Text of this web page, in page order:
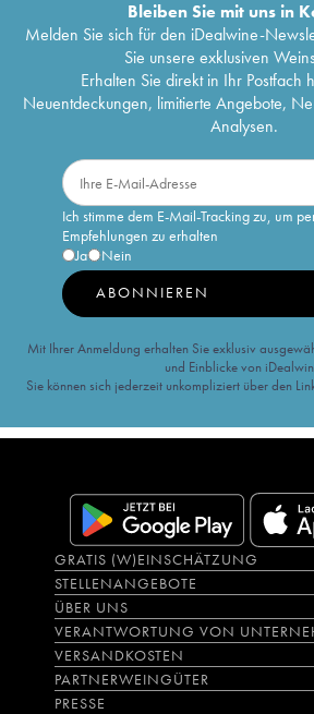
Bleiben Sie mit uns in
Melden Sie sich für den iDealwine-
Sie unsere exklusiven
Erhalten Sie direkt in Ihr Postfach
Neuentdeckungen, limitierte Angebote,
Analysen.
Ich stimme dem E-Mail-Tracking zu, um
Empfehlungen zu erhalten
Ja
Nein
ABONNIEREN
Mit Ihrer Anmeldung erhalten Sie exklusiv
und Einblicke von
Sie können sich jederzeit unkompliziert über den
GRATIS (W)EINSCHÄTZUNG
STELLENANGEBOTE
ÜBER UNS
VERANTWORTUNG VON
VERSANDKOSTEN
PARTNERWEINGÜTER
PRESSE